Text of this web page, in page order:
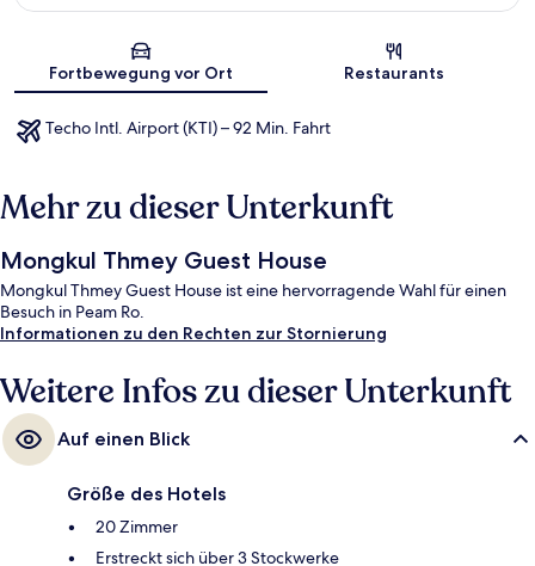
Fortbewegung vor Ort Restaurants
Techo Intl. Airport (KTI) – 92 Min. Fahrt
Mehr zu dieser Unterkunft
Mongkul Thmey Guest House
Mongkul Thmey Guest House ist eine hervorragende Wahl für einen
Besuch in Peam Ro.
Informationen zu den Rechten zur Stornierung
Weitere Infos zu dieser Unterkunft
Auf einen Blick
Größe des Hotels
20 Zimmer
Erstreckt sich über 3 Stockwerke